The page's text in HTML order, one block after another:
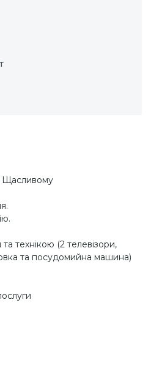
Щасливому
технікою (2 телевізори,
та посудомийна машина)